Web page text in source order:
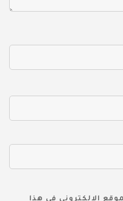
الإلكتروني في هذا